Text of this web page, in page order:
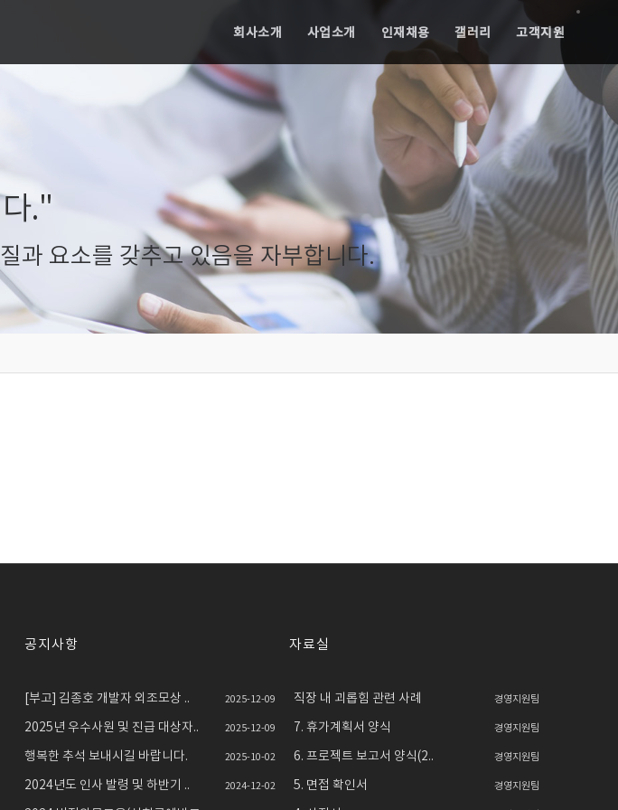
회사소개 사업소개 인재채용 갤러리 고객지원
."
과 요소를 갖추고 있음을 자부합니다.
공지사항
[부고] 김종호 개발자 외조모상 .. 2025-12-09
2025년 우수사원 및 진급 대상자.. 2025-12-09
행복한 추석 보내시길 바랍니다. 2025-10-02
2024년도 인사 발령 및 하반기 .. 2024-12-02
자료실
직장 내 괴롭힘 관련 사례 경영지원팀
7. 휴가계획서 양식 경영지원팀
6. 프로젝트 보고서 양식(2.. 경영지원팀
5. 면접 확인서 경영지원팀